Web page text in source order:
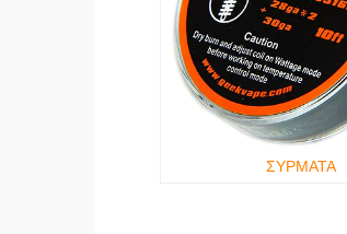
ΣΥΡΜΑΤΑ